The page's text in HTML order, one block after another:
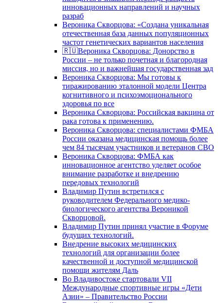
инновационных направлений и научных
разраб
Вероника Скворцова: «Создана уникальная
отечественная база данных популяционных
частот генетических вариантов населения
🇷🇺Вероника Скворцова: Донорство в
России – не только почетная и благородная
миссия, но и важнейшая государственная зад
Вероника Скворцова: Мы готовы к
тиражированию эталонной модели Центра
когнитивного и психоэмоционального
здоровья по все
Вероника Скворцова: Российская вакцина от
рака готова к применению.
Вероника Скворцова: специалистами ФМБА
России оказана медицинская помощь более
чем 84 тысячам участников и ветеранов СВО
Вероника Скворцова: ФМБА как
инновационное агентство уделяет особое
внимание разработке и внедрению
передовых технологий
Владимир Путин встретился с
руководителем Федерального медико-
биологического агентства Вероникой
Скворцовой.
Владимир Путин принял участие в Форуме
будущих технологий.
Внедрение высоких медицинских
технологий для организации более
качественной и доступной медицинской
помощи жителям Даль
Во Владивостоке стартовали VII
Международные спортивные игры «Дети
Азии» – Правительство России